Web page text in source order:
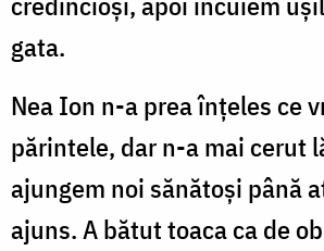
gata.
Nea Ion n-a prea înțeles ce
părintele, dar n-a mai cerut
ajungem noi sănătoși până
ajuns. A bătut toaca ca de